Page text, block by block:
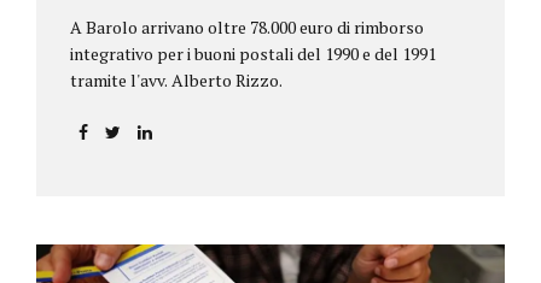
A Barolo arrivano oltre 78.000 euro di rimborso
integrativo per i buoni postali del 1990 e del 1991
tramite l'avv. Alberto Rizzo.